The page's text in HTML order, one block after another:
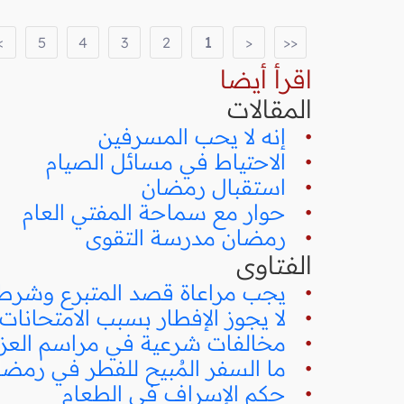
<<
<
1
2
3
4
5
اقرأ أيضا
المقالات
• إنه لا يحب المسرفين
• الاحتياط في مسائل الصيام
• استقبال رمضان
• حوار مع سماحة المفتي العام
• رمضان مدرسة التقوى
الفتاوى
• يجب مراعاة قصد المتبرع
• لا يجوز الإفطار بسبب الامتحانات
• مخالفات شرعية في مراسم
• ما السفر المُبيح للفطر في
• حكم الإسراف في الطعام